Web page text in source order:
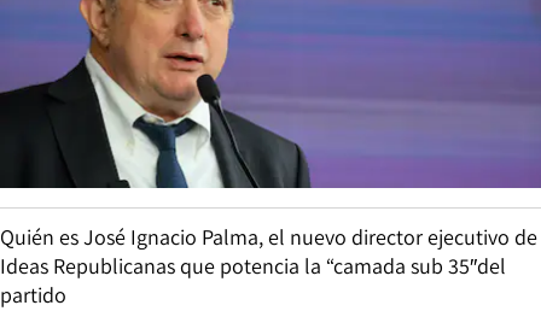
Quién es José Ignacio Palma, el nuevo director ejecutivo de
Ideas Republicanas que potencia la “camada sub 35″del
partido